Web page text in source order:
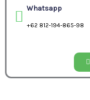
Whatsapp
+62 812-194-865-98